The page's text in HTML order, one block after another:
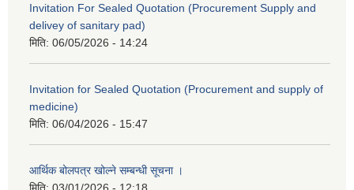
Invitation For Sealed Quotation (Procurement Supply and
delivey of sanitary pad)
मिति: 06/05/2026 - 14:24
Invitation for Sealed Quotation (Procurement and supply of
medicine)
मिति: 06/04/2026 - 15:47
आर्थिक बोलपत्र खोल्ने सम्बन्धी सूचना ।